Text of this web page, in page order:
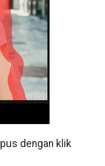
dengan klik